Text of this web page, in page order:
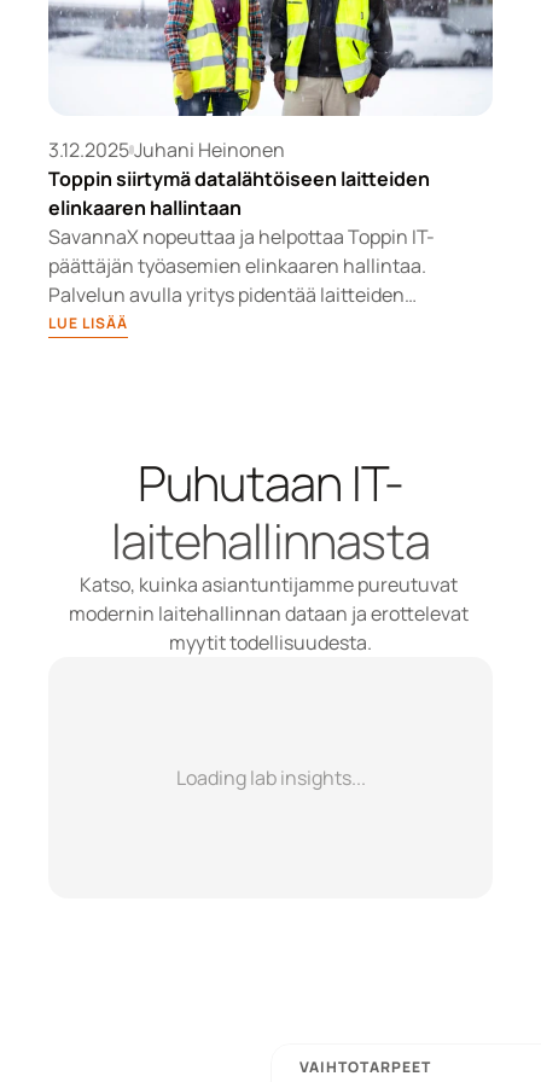
3.12.2025Juhani Heinonen
Toppin siirtymä datalähtöiseen laitteiden
elinkaaren hallintaan
SavannaX nopeuttaa ja helpottaa Toppin IT-
päättäjän työasemien elinkaaren hallintaa.
Palvelun avulla yritys pidentää laitteiden
käyttöikää ja pitää budjetin kurissa. Toppi toimii
LUE LISÄÄ
Puhutaan IT-
laitehallinnasta
Katso, kuinka asiantuntijamme pureutuvat
modernin laitehallinnan dataan ja erottelevat
myytit todellisuudesta.
Loading lab insights...
VAIHTOTARPEET